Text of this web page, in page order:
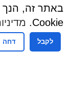
באתר זה, הנך
Cookie.
לקבל דחה